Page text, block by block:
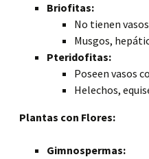
Briofitas:
No tienen
Musgos,
Pteridofitas:
Poseen vasos
Helechos,
Plantas con Flores:
Gimnospermas: